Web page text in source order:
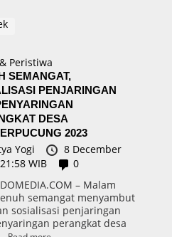
Peristiwa
SEMANGAT,
PENJARINGAN
DESA
2023
Yogi
8 December
WIB
0
– Malam
semangat menyambut
sosialisasi penjaringan
perangkat desa